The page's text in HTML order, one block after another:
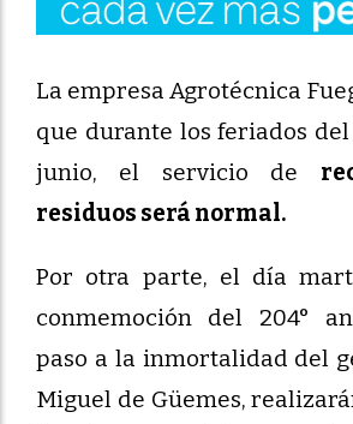
La empresa Agrotécnica
que durante los feriados del
junio, el servicio de
residuos será normal.
Por otra parte, el día
conmemoción del 204°
paso a la inmortalidad del
Miguel de Güemes,